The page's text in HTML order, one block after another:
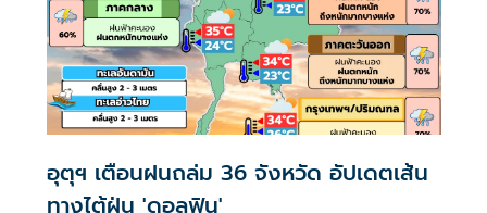
อุตุฯ เตือนฝนถล่ม 36 จังหวัด อัปเดตเส้น
ทางไต้ฝุ่น 'ดอลฟิน'